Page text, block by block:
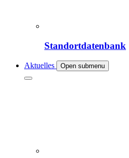
Standortdatenbank
Aktuelles Open submenu